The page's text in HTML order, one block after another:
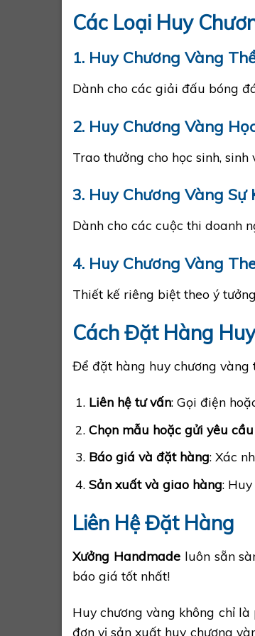
Các Loại Huy
1. Huy Chương Vàng
Dành cho các giải đấu bóng
2. Huy Chương Vàng
Trao thưởng cho học sinh,
3. Huy Chương Vàng Sự
Dành cho các cuộc thi doanh
4. Huy Chương Vàng
Thiết kế riêng biệt theo ý
Cách Đặt Hàng
Để đặt hàng huy chương vàng
Liên hệ tư vấn: Gọi điện
Chọn mẫu hoặc gửi yêu
Báo giá và đặt hàng: Xác
Sản xuất và giao hàng:
Liên Hệ Đặt Hàng
Xưởng Handmadeluôn sẵn
báo giá tốt nhất!
Huy chương vàng không chỉ
đơn vị sản xuất huy chương